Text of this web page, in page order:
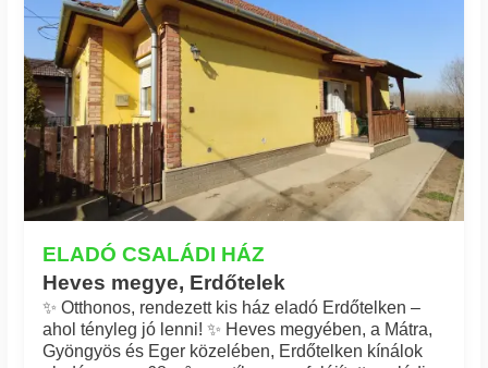
ELADÓ CSALÁDI HÁZ
Heves megye, Erdőtelek
✨ Otthonos, rendezett kis ház eladó Erdőtelken –
ahol tényleg jó lenni! ✨ Heves megyében, a Mátra,
Gyöngyös és Eger közelében, Erdőtelken kínálok